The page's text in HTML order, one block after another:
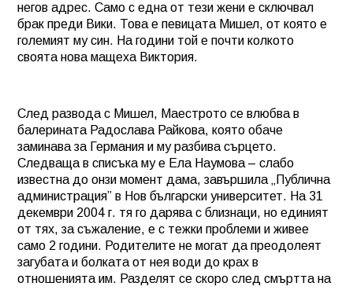
негов адрес. Само с една от тези жени е сключвал
брак преди Вики. Това е певицата Мишел, от която е
големият му син. На години той е почти колкото
своята нова мащеха Виктория.
След развода с Мишел, Маестрото се влюбва в
балерината Радослава Райкова, която обаче
заминава за Германия и му разбива сърцето.
Следваща в списъка му е Ела Наумова – слабо
известна до онзи момент дама, завършила „Публична
администрация” в Нов български университет. На 31
декември 2004 г. тя го дарява с близнаци, но единият
от тях, за съжаление, е с тежки проблеми и живее
само 2 години. Родителите не могат да преодолеят
загубата и болката от нея води до крах в
отношенията им. Разделят се скоро след смъртта на